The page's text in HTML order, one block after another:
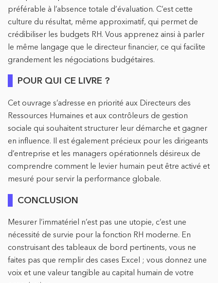
préférable à l’absence totale d’évaluation. C’est cette
culture du résultat, même approximatif, qui permet de
crédibiliser les budgets RH. Vous apprenez ainsi à parler
le même langage que le directeur financier, ce qui facilite
grandement les négociations budgétaires.
POUR QUI CE LIVRE ?
Cet ouvrage s’adresse en priorité aux Directeurs des
Ressources Humaines et aux contrôleurs de gestion
sociale qui souhaitent structurer leur démarche et gagner
en influence. Il est également précieux pour les dirigeants
d’entreprise et les managers opérationnels désireux de
comprendre comment le levier humain peut être activé et
mesuré pour servir la performance globale.
CONCLUSION
Mesurer l’immatériel n’est pas une utopie, c’est une
nécessité de survie pour la fonction RH moderne. En
construisant des tableaux de bord pertinents, vous ne
faites pas que remplir des cases Excel ; vous donnez une
voix et une valeur tangible au capital humain de votre